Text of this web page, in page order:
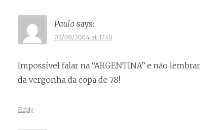
Paulo says:
02/08/2004 at 17:49
Impossível falar na “ARGENTINA” e não lembrar
da vergonha da copa de 78!
Reply